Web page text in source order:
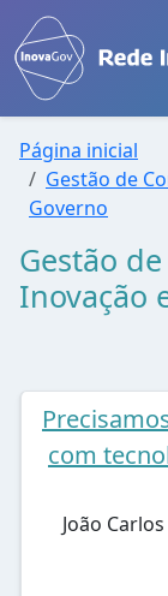
Página inicial
Gestão de
Governo
Gestão
Inovação
com
João